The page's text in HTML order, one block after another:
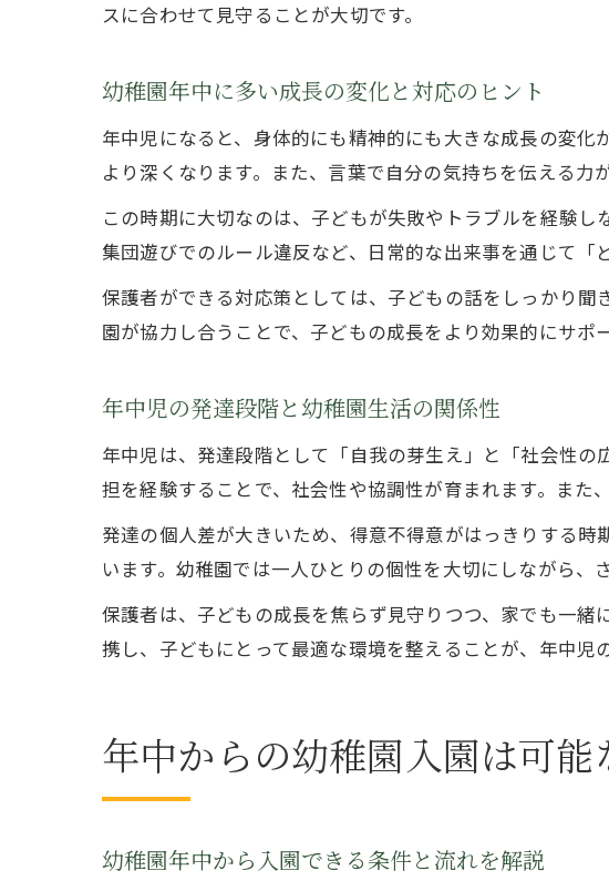
スに合わせて見守ることが大切です。
幼稚園年中に多い成長の変化と対応のヒント
年中児になると、身体的にも精神的にも大きな成長の変
より深くなります。また、言葉で自分の気持ちを伝える力
この時期に大切なのは、子どもが失敗やトラブルを経験
集団遊びでのルール違反など、日常的な出来事を通じて「
保護者ができる対応策としては、子どもの話をしっかり
園が協力し合うことで、子どもの成長をより効果的にサポ
年中児の発達段階と幼稚園生活の関係性
年中児は、発達段階として「自我の芽生え」と「社会性
担を経験することで、社会性や協調性が育まれます。また
発達の個人差が大きいため、得意不得意がはっきりする
います。幼稚園では一人ひとりの個性を大切にしながら、
保護者は、子どもの成長を焦らず見守りつつ、家でも一
携し、子どもにとって最適な環境を整えることが、年中児
年中からの幼稚園入園は可能
幼稚園年中から入園できる条件と流れを解説